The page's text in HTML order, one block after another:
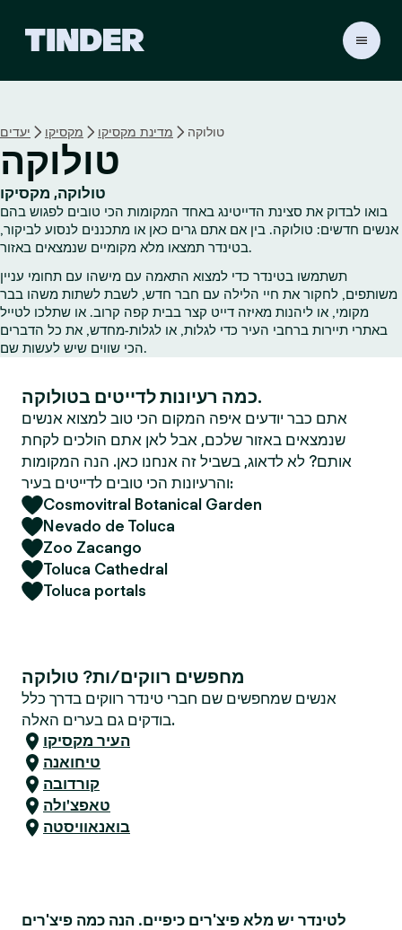
ת
י
נ
ד
יעדים מקסיקו מדינת מקסיקו טולוקה
טולוקה
טולוקה, מקסיקו
בואו לבדוק את סצינת הדייטינג באחד המקומות הכי טובים לפגוש בהם
אנשים חדשים: טולוקה. בין אם אתם גרים כאן או מתכננים לנסוע לביקור,
בטינדר תמצאו מלא מקומיים שנמצאים באזור.
תשתמשו בטינדר כדי למצוא התאמה עם מישהו עם תחומי עניין
משותפים, לחקור את חיי הלילה עם חבר חדש, לשבת לשתות משהו בבר
מקומי, או ליהנות מאיזה דייט קצר בבית קפה קרוב. או שתלכו לטייל
באתרי תיירות ברחבי העיר כדי לגלות, או לגלות‑מחדש, את כל הדברים
הכי שווים שיש לעשות שם.
כמה רעיונות לדייטים בטולוקה.
אתם כבר יודעים איפה המקום הכי טוב למצוא אנשים
שנמצאים באזור שלכם, אבל לאן אתם הולכים לקחת
אותם? לא לדאוג, בשביל זה אנחנו כאן. הנה המקומות
והרעיונות הכי טובים לדייטים בעיר:
Cosmovitral Botanical Garden
Nevado de Toluca
Zoo Zacango
Toluca Cathedral
Toluca portals
מחפשים רווקים/ות? טולוקה
אנשים שמחפשים שם חברי טינדר רווקים בדרך כלל
בודקים גם בערים האלה.
העיר מקסיקו
טיחואנה
קורדובה
טאפצ'ולה
בואנאוויסטה
לטינדר יש מלא פיצ'רים כיפיים. הנה כמה פיצ'רים